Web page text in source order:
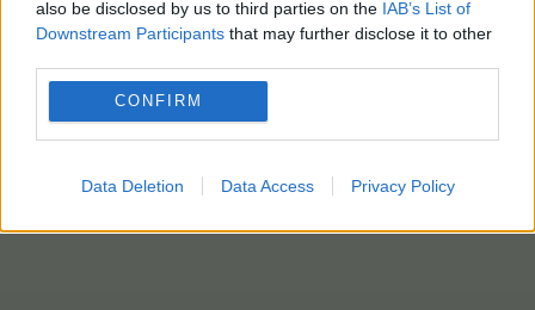
also be disclosed by us to third parties on the IAB’s List of
Downstream Participants that may further disclose it to other
CONFIRM
Data Deletion Data Access Privacy Policy